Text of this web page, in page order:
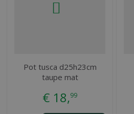
Pot tusca d25h23cm
taupe mat
€ 18,99